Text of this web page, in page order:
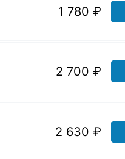
1 780 ₽
2 700 ₽
2 630 ₽